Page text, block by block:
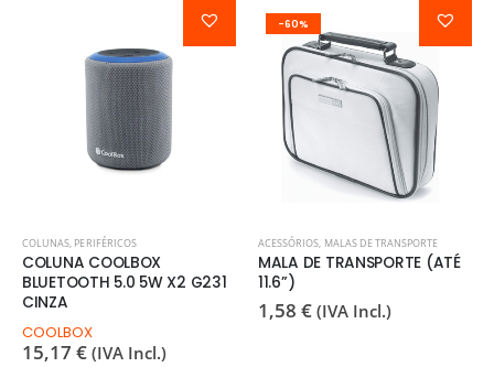
COLUNAS, PERIFÉRICOS
COLUNA COOLBOX
BLUETOOTH 5.0 5W X2 G231
CINZA
COOLBOX
15,17 € (IVA Incl.)
-60%
ACESSÓRIOS, MALAS DE TRANSPORTE
MALA DE TRANSPORTE (ATÉ
11.6”)
1,58 € (IVA Incl.)